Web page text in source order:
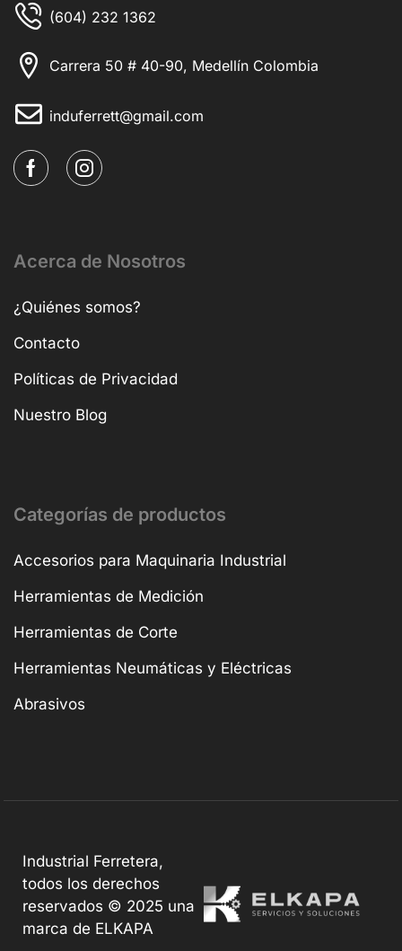
(604) 232 1362
Carrera 50 # 40-90, Medellín Colombia
induferrett@gmail.com
Acerca de Nosotros
¿Quiénes somos?
Contacto
Políticas de Privacidad
Nuestro Blog
Categorías de productos
Accesorios para Maquinaria Industrial
Herramientas de Medición
Herramientas de Corte
Herramientas Neumáticas y Eléctricas
Abrasivos
Industrial Ferretera,
todos los derechos
reservados © 2025 una
marca de ELKAPA